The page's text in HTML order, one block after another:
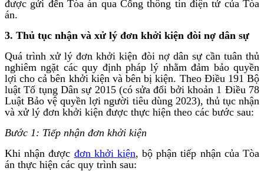
được gửi đến Tòa án qua Cổng thông tin điện tử của Tòa
án.
3. Thủ tục nhận và xử lý đơn khởi kiện đòi nợ dân sự
Quá trình xử lý đơn khởi kiện đòi nợ dân sự cần tuân thủ
nghiêm ngặt các quy định pháp lý nhằm đảm bảo quyền
lợi cho cả bên khởi kiện và bên bị kiện. Theo Điều 191 Bộ
luật Tố tụng Dân sự 2015 (có sửa đổi bởi khoản 1 Điều 78
Luật Bảo vệ quyền lợi người tiêu dùng 2023), thủ tục nhận
và xử lý đơn khởi kiện được thực hiện theo các bước sau:
Bước 1: Tiếp nhận đơn khởi kiện
Khi nhận được đơn khởi kiện, bộ phận tiếp nhận của Tòa
án thực hiện các quy trình sau: